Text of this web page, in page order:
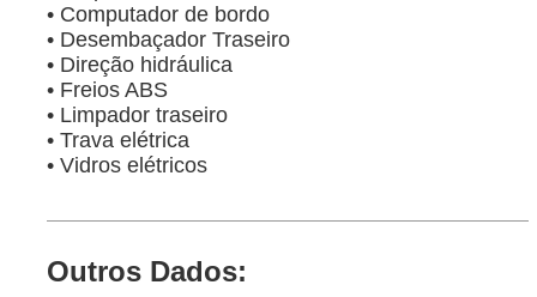
• Computador de bordo
• Desembaçador Traseiro
• Direção hidráulica
• Freios ABS
• Limpador traseiro
• Trava elétrica
• Vidros elétricos
Outros Dados: